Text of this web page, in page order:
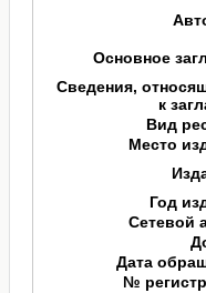
Основное
Сведения,
к
Вид
Место
Год
Сетевой
Дата
№